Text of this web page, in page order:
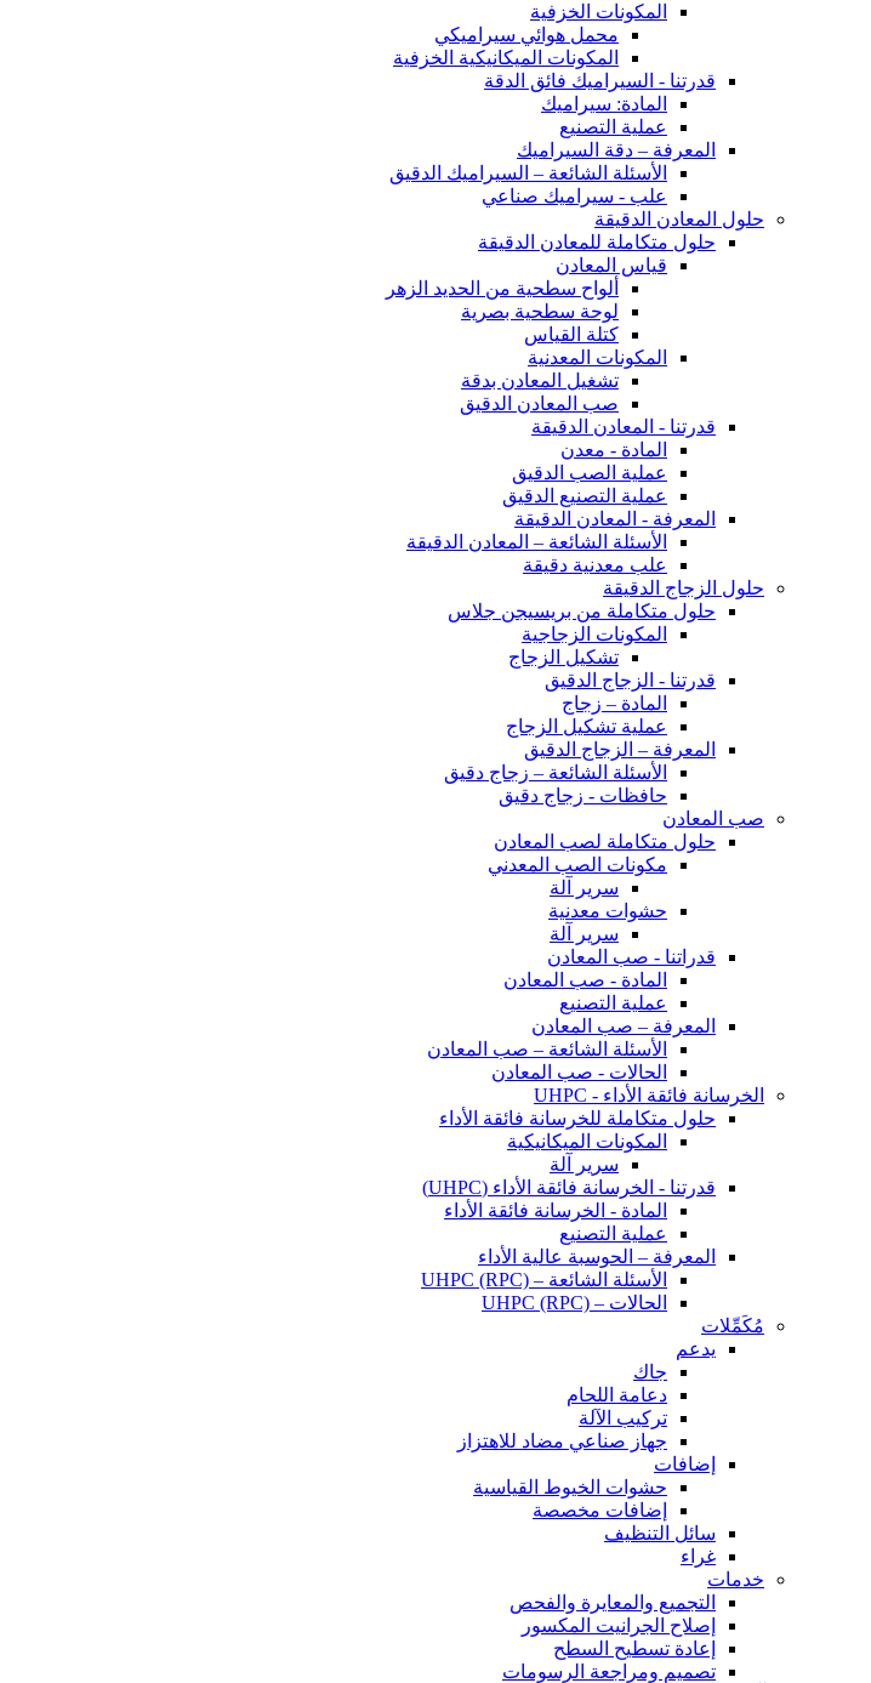
المكونات الخزفية
محمل هوائي سيراميكي
المكونات الميكانيكية الخزفية
قدرتنا - السيراميك فائق الدقة
المادة: سيراميك
عملية التصنيع
المعرفة – دقة السيراميك
الأسئلة الشائعة – السيراميك الدقيق
علب - سيراميك صناعي
حلول المعادن الدقيقة
حلول متكاملة للمعادن الدقيقة
قياس المعادن
ألواح سطحية من الحديد الزهر
لوحة سطحية بصرية
كتلة القياس
المكونات المعدنية
تشغيل المعادن بدقة
صب المعادن الدقيق
قدرتنا - المعادن الدقيقة
المادة - معدن
عملية الصب الدقيق
عملية التصنيع الدقيق
المعرفة - المعادن الدقيقة
الأسئلة الشائعة – المعادن الدقيقة
علب معدنية دقيقة
حلول الزجاج الدقيقة
حلول متكاملة من بريسيجن جلاس
المكونات الزجاجية
تشكيل الزجاج
قدرتنا - الزجاج الدقيق
المادة – زجاج
عملية تشكيل الزجاج
المعرفة – الزجاج الدقيق
الأسئلة الشائعة – زجاج دقيق
حافظات - زجاج دقيق
صب المعادن
حلول متكاملة لصب المعادن
مكونات الصب المعدني
سرير آلة
حشوات معدنية
سرير آلة
قدراتنا - صب المعادن
المادة - صب المعادن
عملية التصنيع
المعرفة – صب المعادن
الأسئلة الشائعة – صب المعادن
الحالات - صب المعادن
الخرسانة فائقة الأداء - UHPC
حلول متكاملة للخرسانة فائقة الأداء
المكونات الميكانيكية
سرير آلة
قدرتنا - الخرسانة فائقة الأداء (UHPC)
المادة - الخرسانة فائقة الأداء
عملية التصنيع
المعرفة – الحوسبة عالية الأداء
الأسئلة الشائعة – UHPC (RPC)
الحالات – UHPC (RPC)
مُكَمِّلات
يدعم
جاك
دعامة اللحام
تركيب الآلة
جهاز صناعي مضاد للاهتزاز
إضافات
حشوات الخيوط القياسية
إضافات مخصصة
سائل التنظيف
غراء
خدمات
التجميع والمعايرة والفحص
إصلاح الجرانيت المكسور
إعادة تسطيح السطح
تصميم ومراجعة الرسومات